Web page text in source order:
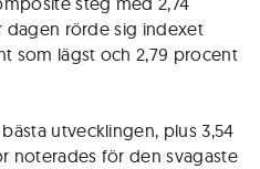
dagen rörde sig indexet
som lägst och 2,79 procent
utvecklingen, plus 3,54
noterades för den svagaste